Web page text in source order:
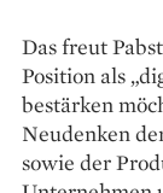
Das freut
Position als
bestärken
Neudenken
sowie der